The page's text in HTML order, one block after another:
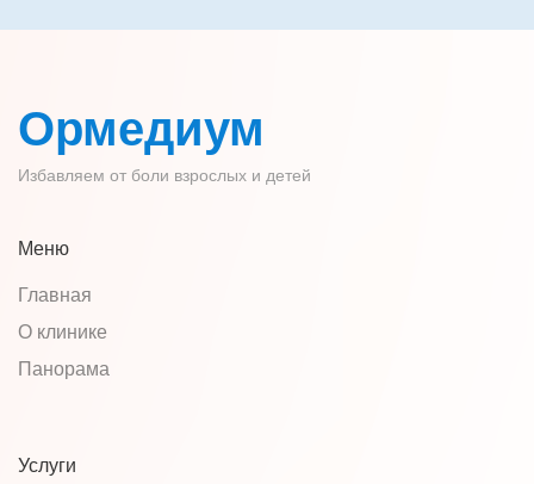
Ормедиум
Избавляем от боли взрослых и детей
Меню
Главная
О клинике
Панорама
Услуги